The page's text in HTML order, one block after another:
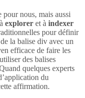
pour nous, mais aussi
à explorer et à indexer
pour définir
la balise div avec un
efficace de faire les
des balises
quelques experts
du
affirmation.